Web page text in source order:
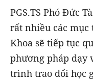
PGS.TS Phó Đức
rất nhiều các mục
Khoa sẽ tiếp tục
phương pháp dạy
trình trao đổi học